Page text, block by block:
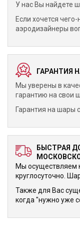
У нас Вы найдете
Если хочется
аэродизайнеры
ГАРАНТИЯ
Мы уверены в
гарантию на свои
Гарантия на шары
БЫСТРАЯ
Мы осуществляем
круглосуточно.
Также для Вас
когда "нужно уже